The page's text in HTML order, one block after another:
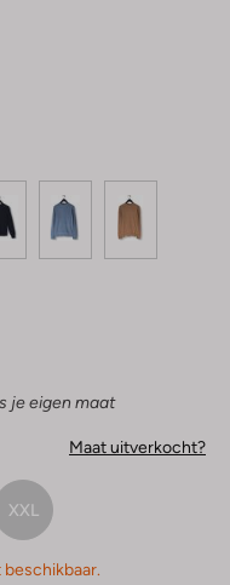
je eigen maat
Maat uitverkocht?
XXL